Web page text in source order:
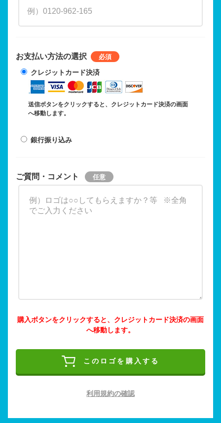
お支払い方法の選択
クレジットカード決済
送信ボタンをクリックすると、クレジットカード決済の画面
へ移動します。
銀行振り込み
ご質問・コメント
購入ボタンをクリックすると、クレジットカード決済の画面
へ移動します。
このロゴを購入する
利用規約の確認